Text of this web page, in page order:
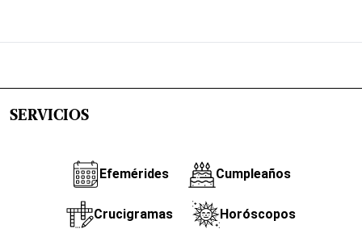
SERVICIOS
Efemérides Cumpleaños
Crucigramas Horóscopos